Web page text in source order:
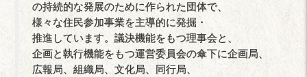
の持続的な発展のために作られた団体で、
様々な住民参加事業を主導的に発掘・
推進しています。議決機能をもつ理事会と、
企画と執行機能をもつ運営委員会の傘下に企画局、
広報局、組織局、文化局、同行局、